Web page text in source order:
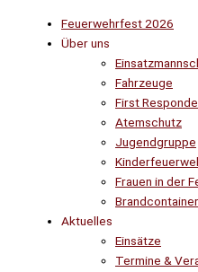
Feuerwehrfest 2026
Über uns
Fahrzeuge
First
Atemschutz
Jugendgruppe
Frauen in der
Brandcontainer
Aktuelles
Einsätze
Termine &